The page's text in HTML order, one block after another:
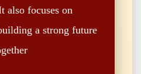
also focuses on
a strong future